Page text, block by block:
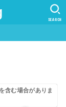
SEARCH
含む場合がありま